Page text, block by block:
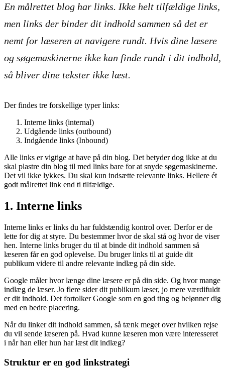
En målrettet blog har links. Ikke helt tilfældige links,
men links der binder dit indhold sammen så det er
nemt for læseren at navigere rundt. Hvis dine læsere
og søgemaskinerne ikke kan finde rundt i dit indhold,
så bliver dine tekster ikke læst.
Der findes tre forskellige typer links:
Interne links (internal)
Udgående links (outbound)
Indgående links (Inbound)
Alle links er vigtige at have på din blog. Det betyder dog ikke at du
skal plastre din blog til med links bare for at snyde søgemaskinerne.
Det vil ikke lykkes. Du skal kun indsætte relevante links. Hellere ét
godt målrettet link end ti tilfældige.
1. Interne links
Interne links er links du har fuldstændig kontrol over. Derfor er de
lette for dig at styre. Du bestemmer hvor de skal stå og hvor de viser
hen. Interne links bruger du til at binde dit indhold sammen så
læseren får en god oplevelse. Du bruger links til at guide dit
publikum videre til andre relevante indlæg på din side.
Google måler hvor længe dine læsere er på din side. Og hvor mange
indlæg de læser. Jo flere sider dit publikum læser, jo mere værdifuldt
er dit indhold. Det fortolker Google som en god ting og belønner dig
med en bedre placering.
Når du linker dit indhold sammen, så tænk meget over hvilken rejse
du vil sende læseren på. Hvad kunne læseren mon være interesseret
i når han eller hun har læst dit indlæg?
Struktur er en god linkstrategi